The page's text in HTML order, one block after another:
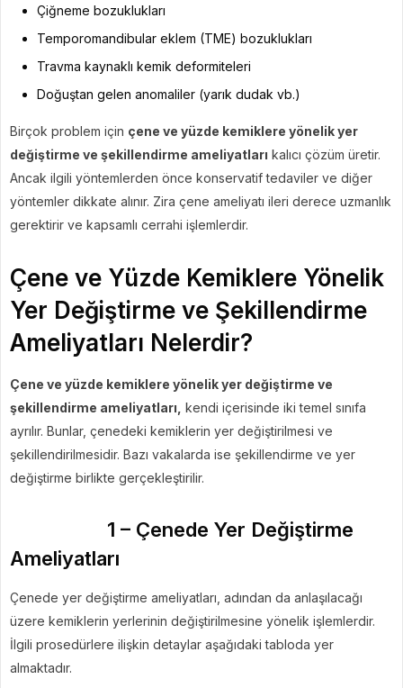
Çiğneme bozuklukları
Temporomandibular eklem (TME) bozuklukları
Travma kaynaklı kemik deformiteleri
Doğuştan gelen anomaliler (yarık dudak vb.)
Birçok problem için çene ve yüzde kemiklere yönelik yer
değiştirme ve şekillendirme ameliyatları kalıcı çözüm üretir.
Ancak ilgili yöntemlerden önce konservatif tedaviler ve diğer
yöntemler dikkate alınır. Zira çene ameliyatı ileri derece uzmanlık
gerektirir ve kapsamlı cerrahi işlemlerdir.
Çene ve Yüzde Kemiklere Yönelik
Yer Değiştirme ve Şekillendirme
Ameliyatları Nelerdir?
Çene ve yüzde kemiklere yönelik yer değiştirme ve
şekillendirme ameliyatları, kendi içerisinde iki temel sınıfa
ayrılır. Bunlar, çenedeki kemiklerin yer değiştirilmesi ve
şekillendirilmesidir. Bazı vakalarda ise şekillendirme ve yer
değiştirme birlikte gerçekleştirilir.
1 – Çenede Yer Değiştirme
Ameliyatları
Çenede yer değiştirme ameliyatları, adından da anlaşılacağı
üzere kemiklerin yerlerinin değiştirilmesine yönelik işlemlerdir.
İlgili prosedürlere ilişkin detaylar aşağıdaki tabloda yer
almaktadır.